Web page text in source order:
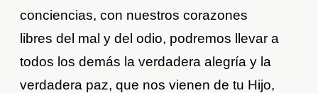
conciencias, con nuestros corazones
libres del mal y del odio, podremos llevar a
todos los demás la verdadera alegría y la
verdadera paz, que nos vienen de tu Hijo,